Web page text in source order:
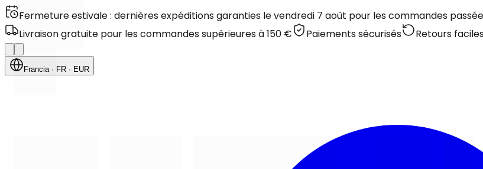
Fermeture estivale : dernières expéditions garanties le vendredi 7 août pour les commandes
Livraison gratuite pour les commandes supérieures à 150 €
Paiements sécurisés Retours
Francia· FR · EUR